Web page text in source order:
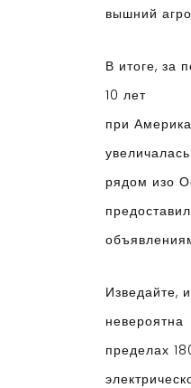
вышний
В итоге, за
10 лет
при
увеличалась
рядом изо
Изведайте,
невероятна
пределах